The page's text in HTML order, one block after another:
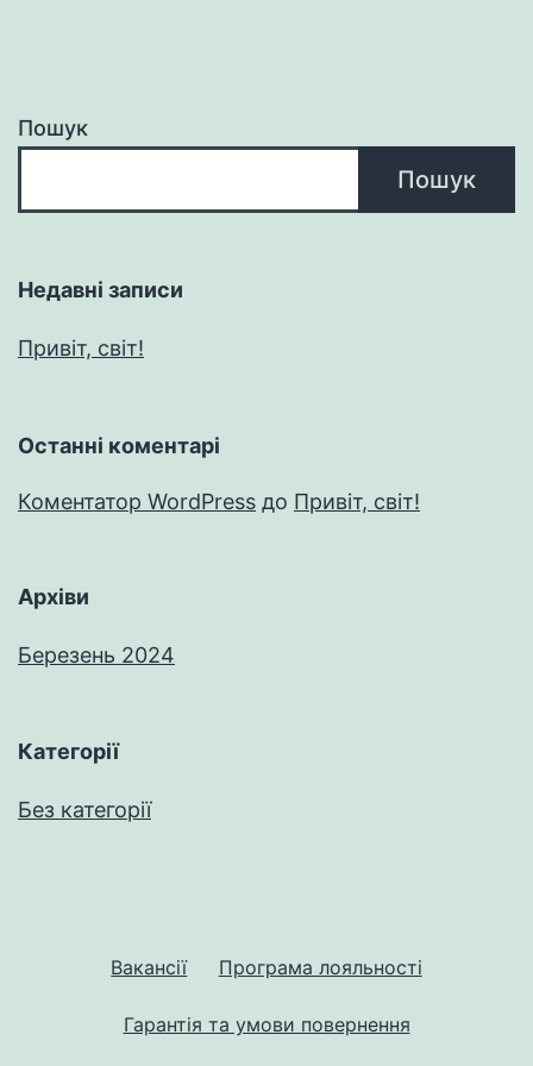
Пошук
Пошук
Недавні записи
Привіт, світ!
Останні коментарі
Коментатор WordPress до Привіт, світ!
Архіви
Березень 2024
Категорії
Без категорії
Вакансії Програма лояльності
Гарантія та умови повернення